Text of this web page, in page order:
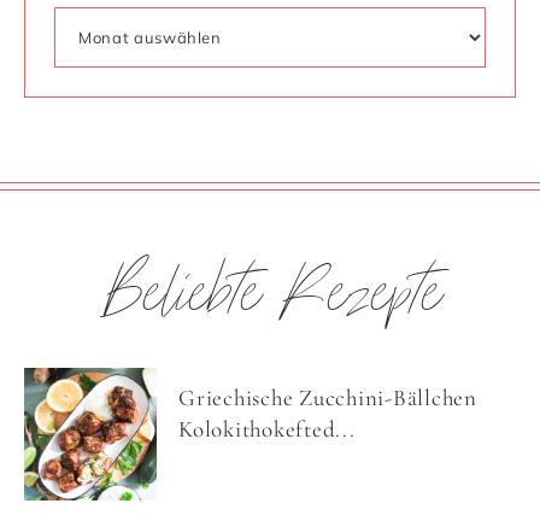
Beliebte Rezepte
Griechische Zucchini-Bällchen
Kolokithokefted...